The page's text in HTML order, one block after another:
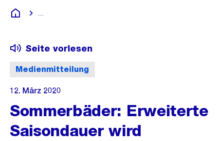
Deutsch
Medienmitteilung
Seite vorlesen
12. März 2020
Sommerbäder: Erweiterte
Saisondauer wird